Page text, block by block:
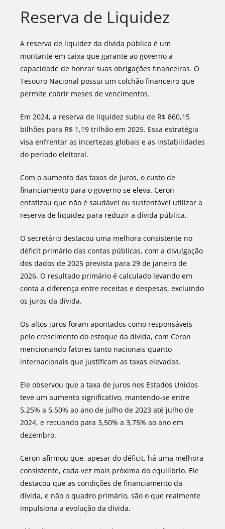
Reserva de Liquidez
A reserva de liquidez da dívida pública é um
montante em caixa que garante ao governo a
capacidade de honrar suas obrigações financeiras. O
Tesouro Nacional possui um colchão financeiro que
permite cobrir meses de vencimentos.
Em 2024, a reserva de liquidez subiu de R$ 860,15
bilhões para R$ 1,19 trilhão em 2025. Essa estratégia
visa enfrentar as incertezas globais e as instabilidades
do período eleitoral.
Com o aumento das taxas de juros, o custo de
financiamento para o governo se eleva. Ceron
enfatizou que não é saudável ou sustentável utilizar a
reserva de liquidez para reduzir a dívida pública.
O secretário destacou uma melhora consistente no
déficit primário das contas públicas, com a divulgação
dos dados de 2025 prevista para 29 de janeiro de
2026. O resultado primário é calculado levando em
conta a diferença entre receitas e despesas, excluindo
os juros da dívida.
Os altos juros foram apontados como responsáveis
pelo crescimento do estoque da dívida, com Ceron
mencionando fatores tanto nacionais quanto
internacionais que justificam as taxas elevadas.
Ele observou que a taxa de juros nos Estados Unidos
teve um aumento significativo, mantendo-se entre
5,25% a 5,50% ao ano de julho de 2023 até julho de
2024, e recuando para 3,50% a 3,75% ao ano em
dezembro.
Ceron afirmou que, apesar do déficit, há uma melhora
consistente, cada vez mais próxima do equilíbrio. Ele
destacou que as condições de financiamento da
dívida, e não o quadro primário, são o que realmente
impulsiona a evolução da dívida.